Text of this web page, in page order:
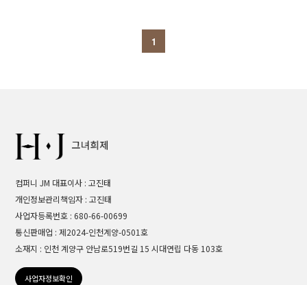
1
컴퍼니 JM 대표이사 : 고진태
개인정보관리책임자 : 고진태
사업자등록번호 : 680-66-00699
통신판매업 : 제2024-인천계양-0501호
소재지 : 인천 계양구 안남로519번길 15 시대연립 다동 103호
사업자정보확인